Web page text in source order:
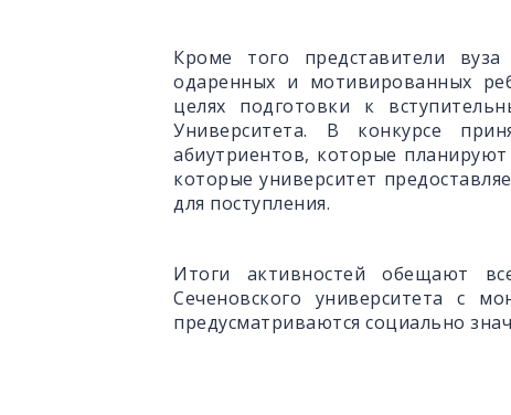
Кроме того представители
одаренных и мотивированных
целях подготовки к
Университета. В конкурсе
абиутриентов, которые
которые университет
для поступления.
Итоги активностей обещают
Сеченовского университета с
предусматриваются социально